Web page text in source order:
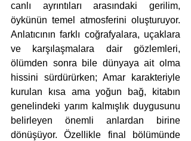
canlı ayrıntıları arasındaki gerilim,
öykünün temel atmosferini oluşturuyor.
Anlatıcının farklı coğrafyalara, uçaklara
ve karşılaşmalara dair gözlemleri,
ölümden sonra bile dünyaya ait olma
hissini sürdürürken; Amar karakteriyle
kurulan kısa ama yoğun bağ, kitabın
genelindeki yarım kalmışlık duygusunu
belirleyen önemli anlardan birine
dönüşüyor. Özellikle final bölümünde